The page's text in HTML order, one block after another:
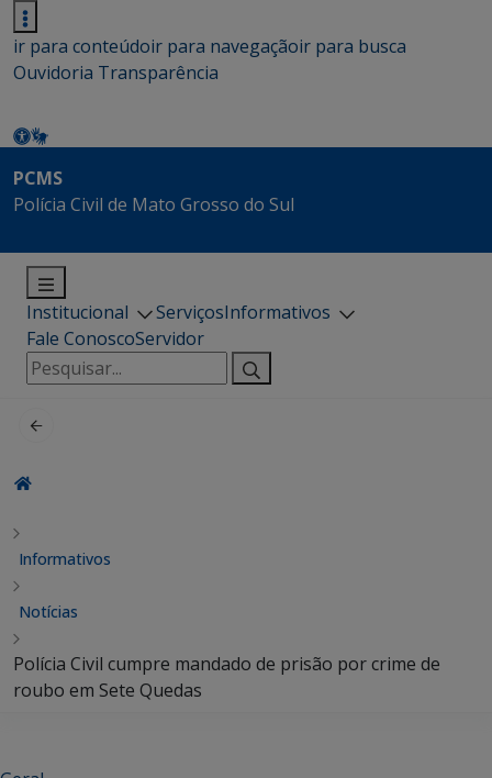
ir para conteúdoir para navegaçãoir para busca
Ouvidoria Transparência
PCMS
Polícia Civil de Mato Grosso do Sul
Institucional ServiçosInformativos
Fale ConoscoServidor
Pesquisar
por:
Informativos
Notícias
Polícia Civil cumpre mandado de prisão por crime de
roubo em Sete Quedas